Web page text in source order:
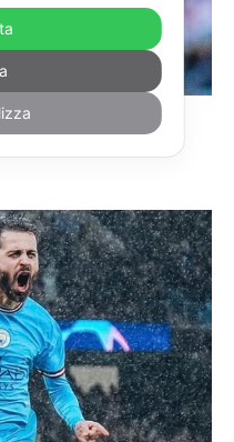
e goal